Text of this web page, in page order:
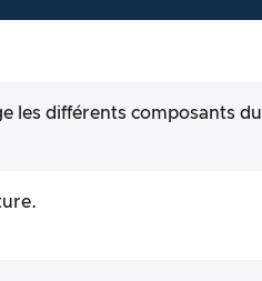
les différents composants du